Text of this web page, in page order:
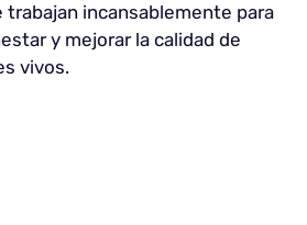
incansablemente para
y mejorar la calidad de
vivos.